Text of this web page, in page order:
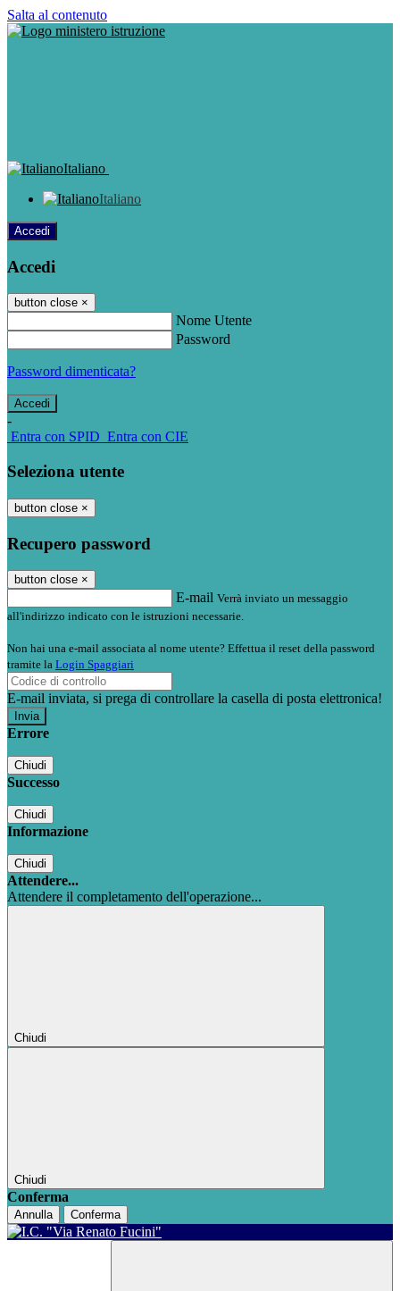
Salta al contenuto
Italiano
Italiano
Accedi
Accedi
button close ×
Nome Utente
Password
Password dimenticata?
-
Entra con SPID Entra con CIE
Seleziona utente
button close ×
Recupero password
button close ×
E-mail Verrà inviato un messaggio
all'indirizzo indicato con le istruzioni necessarie.
Non hai una e-mail associata al nome utente? Effettua il reset della password
tramite la Login Spaggiari
E-mail inviata, si prega di controllare la casella di posta elettronica!
Errore
Chiudi
Successo
Chiudi
Informazione
Chiudi
Attendere...
Attendere il completamento dell'operazione...
Chiudi
Chiudi
Conferma
Annulla Conferma